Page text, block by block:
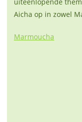
uiteenlopende
Aicha op in zowel
Marmoucha